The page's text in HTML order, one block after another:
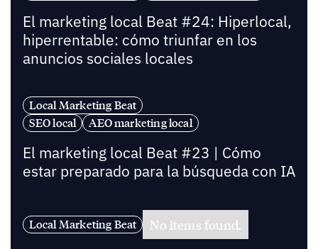
El marketing local Beat #24: Hiperlocal,
hiperrentable: cómo triunfar en los
anuncios sociales locales
Local Marketing Beat
SEO local
AEO marketing local
El marketing local Beat #23 | Cómo
estar preparado para la búsqueda con IA
Local Marketing Beat No items found.